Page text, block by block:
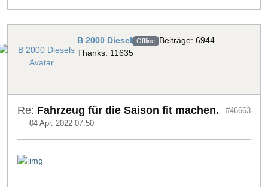
B 2000 Diesel Offline Beiträge: 6944
Thanks: 11635
Re: Fahrzeug für die Saison fit machen.
04 Apr. 2022 07:50
#46663